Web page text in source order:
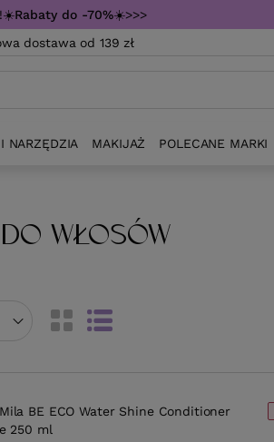
Rabaty do -70%☀️>>>
dostawa od 139 zł
NARZĘDZIA MAKIJAŻ POLECANE MARKI
WŁOSÓW
wyświetlanych produktów
BE ECO Water Shine Conditioner
250 ml